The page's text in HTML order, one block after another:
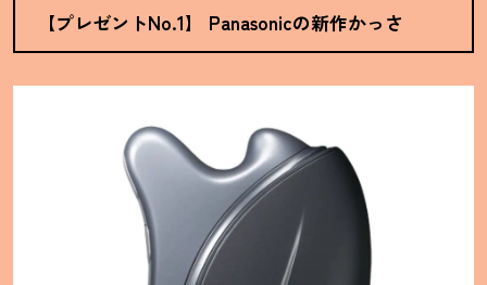
【プレゼントNo.1】 Panasonicの新作かっさ